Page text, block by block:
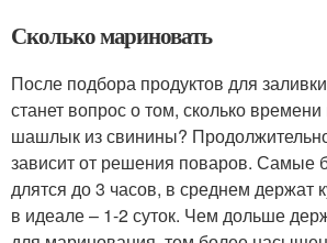
Сколько мариновать
После подбора продуктов для
станет вопрос о том, сколько
шашлык из свинины?
зависит от решения поваров. Самые
длятся до 3 часов, в среднем держат
в идеале – 1-2 суток. Чем дольше